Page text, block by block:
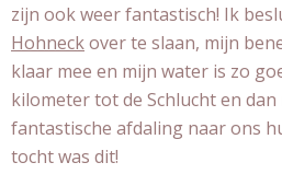
zijn ook weer fantastisch! Ik
Hohneckover te slaan, mijn
klaar mee en mijn water is zo
kilometer tot de Schlucht en
fantastische afdaling naar ons
tocht was dit!